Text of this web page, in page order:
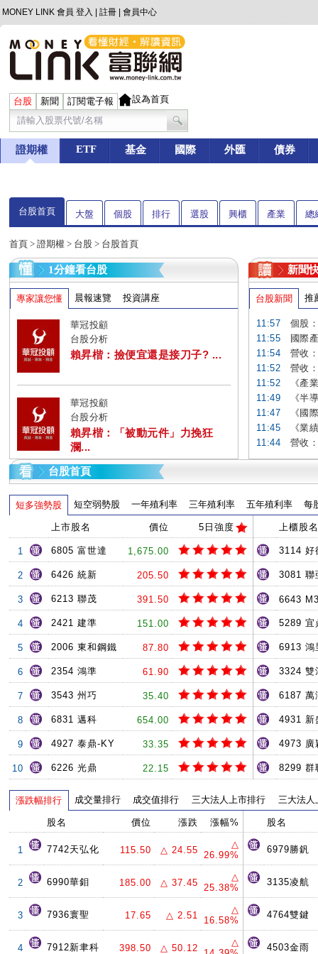
MONEY LINK 會員 登入 註冊 會員中心
台股 新聞 訂閱電子報 設為首頁
證期權 ETF 基金 國際 外匯 債券
台股首頁 大盤 個股 排行 選股 興櫃 產業 總
首頁 > 證期權 > 台股 > 台股首頁
1分鐘看台股
專家讓您懂 晨報速覽 投資講座
華冠投顧
台股分析
賴昇楷：撿便宜還是接刀子? ...
華冠投顧
台股分析
賴昇楷：「被動元件」力挽狂
瀾...
新聞
台股新聞 推
11:57
個股
11:55
國際
11:54
營收
11:52
營收
11:52
《產
11:49
《半
11:47
《國
11:45
《業
11:44
營收
台股首頁
短多強勢股 短空弱勢股 一年殖利率 三年殖利率 五年殖利率 每
上市股名 價位 5日強度
1 6805 富世達 1,675.00
2 6426 統新 205.50
3 6213 聯茂 391.50
4 2421 建準 151.00
5 2006 東和鋼鐵 87.80
6 2354 鴻準 61.90
7 3543 州巧 35.40
8 6831 邁科 654.00
9 4927 泰鼎-KY 33.35
10 6226 光鼎 22.15
上櫃股名
3114 好
3081 聯
6643
5289 宜
6913 鴻
3324 雙
6187 萬
4931 新
4973 廣
8299 群
漲跌幅排行 成交量排行 成交值排行 三大法人上市排行 三大法人
股名 價位 漲跌 漲幅%
1 7742天弘化 115.50 △ 24.55
△
26.99%
2 6990華鉬 185.00 △ 37.45
△
25.38%
3 7936寰聖 17.65 △ 2.51
△
16.58%
4 7912新聿科 398.50 △ 50.12
△
股名
6979勝釩
3135凌航
4764雙鍵
4503金雨